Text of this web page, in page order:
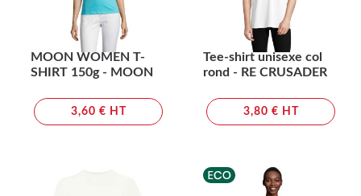
MOON WOMEN T-
SHIRT 150g - MOON
3,60 € HT
Tee-shirt unisexe col
rond - RE CRUSADER
3,80 € HT